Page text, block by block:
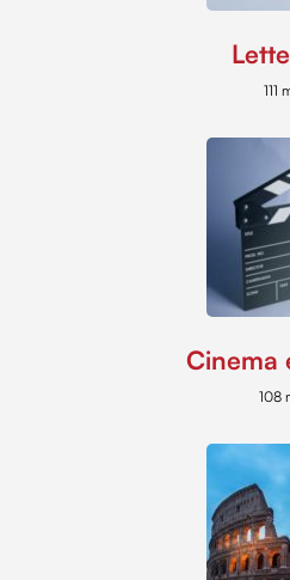
111
Cinema
108